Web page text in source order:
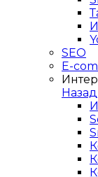
SEO
E-
Назад